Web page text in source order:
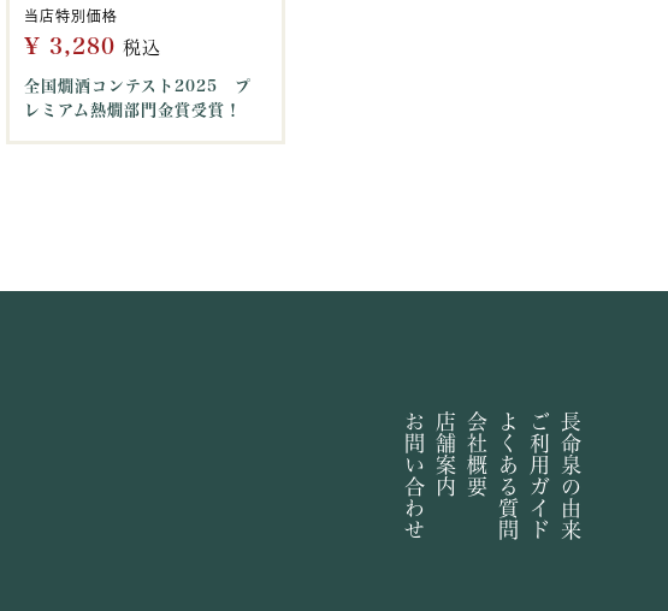
当店特別価格
¥ 3,280 税込
全国燗酒コンテスト2025 プ
レミアム熱燗部門金賞受賞！
長命泉の由来
ご利用ガイド
よくある質問
会社概要
店舗案内
お問い合わせ